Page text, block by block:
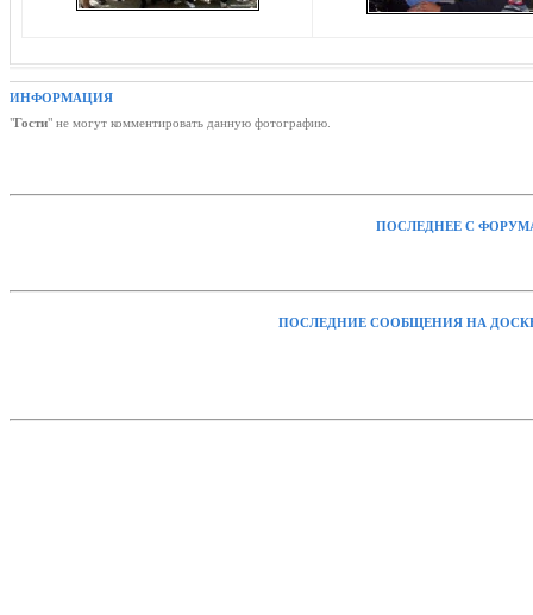
ИНФОРМАЦИЯ
"Гости" не могут комментировать данную фотографию.
ПОСЛЕДНЕЕ С
ПОСЛЕДНИЕ СООБЩЕНИЯ НА